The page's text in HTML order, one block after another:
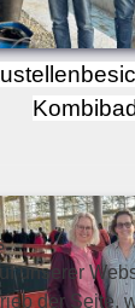
Kombibad
unserer
der Seite,